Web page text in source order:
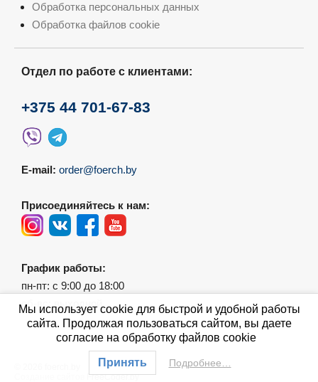
Обработка персональных данных
Обработка файлов cookie
Отдел по работе с клиентами:
+375 44 701-67-83
E-mail: order@foerch.by
Присоединяйтесь к нам:
График работы:
пн-пт: с 9:00 до 18:00
сб-вс: выходной
FreeCoder.by
Мы использует cookie для быстрой и удобной работы
сайта. Продолжая пользоваться сайтом, вы даете
согласие на обработку файлов cookie
Принять Подробнее…